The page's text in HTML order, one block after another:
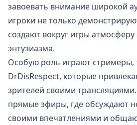
завоевать внимание широкой
игроки не только
создают вокруг игры
энтузиазма.
Особую роль играют стримеры,
DrDisRespect, которые
зрителей своими
прямые эфиры, где обсуждают
своими впечатлениями и